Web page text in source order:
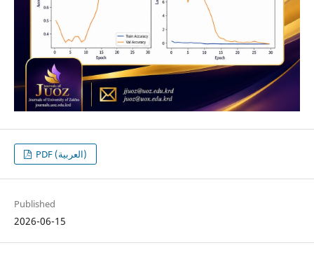
PDF (العربية)
Published
2026-06-15